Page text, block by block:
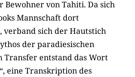
Bewohner von Tahiti. Da sich
Mannschaft dort
sich der Hautstich
der paradiesischen
Transfer entstand das Wort
eine Transkription des